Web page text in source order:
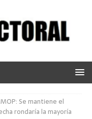
IMOP: Se mantiene el
rondaría la mayoría